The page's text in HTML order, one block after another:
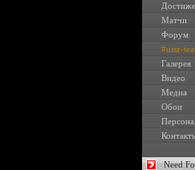
Матчи
Форум
#ussr-
Галерея
Видео
Медиа
Обои
Need